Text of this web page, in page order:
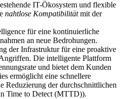
IT-Ökosystem und flexible
nahtlose Kompatibilitätmit der
für eine kontinuierliche
an neue Bedrohungen.
der Infrastrukturfür eine proaktive
Die intelligente Plattform
und bietet dem Kunden
ermöglicht eine schnellere
Reduzierung der durchschnittlichen
Time to Detect (MTTD)).